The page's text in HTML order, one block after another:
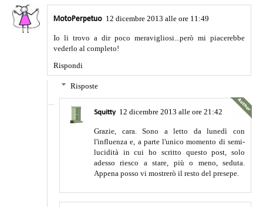
MotoPerpetuo 12 dicembre 2013 alle ore 11:49
Io li trovo a dir poco meravigliosi...però mi piacerebbe
vederlo al completo!
Rispondi
Risposte
Squitty 12 dicembre 2013 alle ore 21:42
Grazie, cara. Sono a letto da lunedì con
l'influenza e, a parte l'unico momento di semi-
lucidità in cui ho scritto questo post, solo
adesso riesco a stare, più o meno, seduta.
Appena posso vi mostrerò il resto del presepe.